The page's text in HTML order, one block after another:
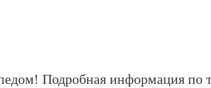
Подробная информация по